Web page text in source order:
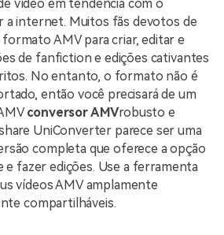
vídeo em tendência com o
a internet. Muitos fãs devotos de
AMV para criar, editar e
de fanfiction e edições cativantes
No entanto, o formato não é
então você precisará de um
conversor AMVrobusto e
UniConverter parece ser uma
completa que oferece a opção
e fazer edições. Use a ferramenta
vídeos AMV amplamente
compartilháveis.